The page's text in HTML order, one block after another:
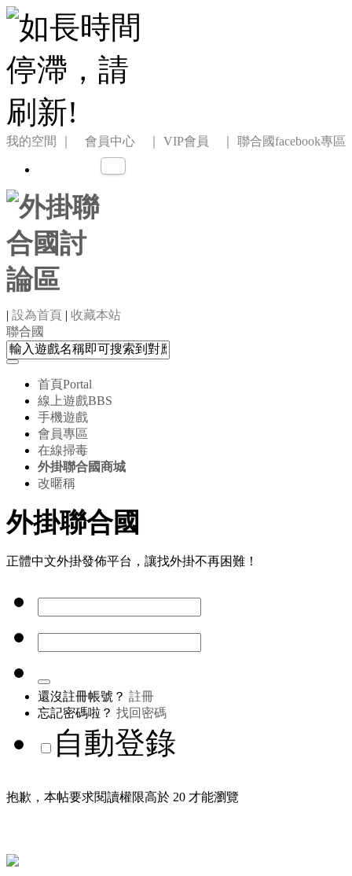
我的空間 ｜ 會員中心 ｜ VIP會員 ｜ 聯合國facebook專區
| 設為首頁 | 收藏本站
聯合國
首頁Portal
線上遊戲BBS
手機遊戲
會員專區
在線掃毒
外掛聯合國商城
改暱稱
外掛聯合國
正體中文外掛發佈平台，讓找外掛不再困難！
還沒註冊帳號？ 註冊
忘記密碼啦？ 找回密碼
自動登錄
抱歉，本帖要求閱讀權限高於 20 才能瀏覽